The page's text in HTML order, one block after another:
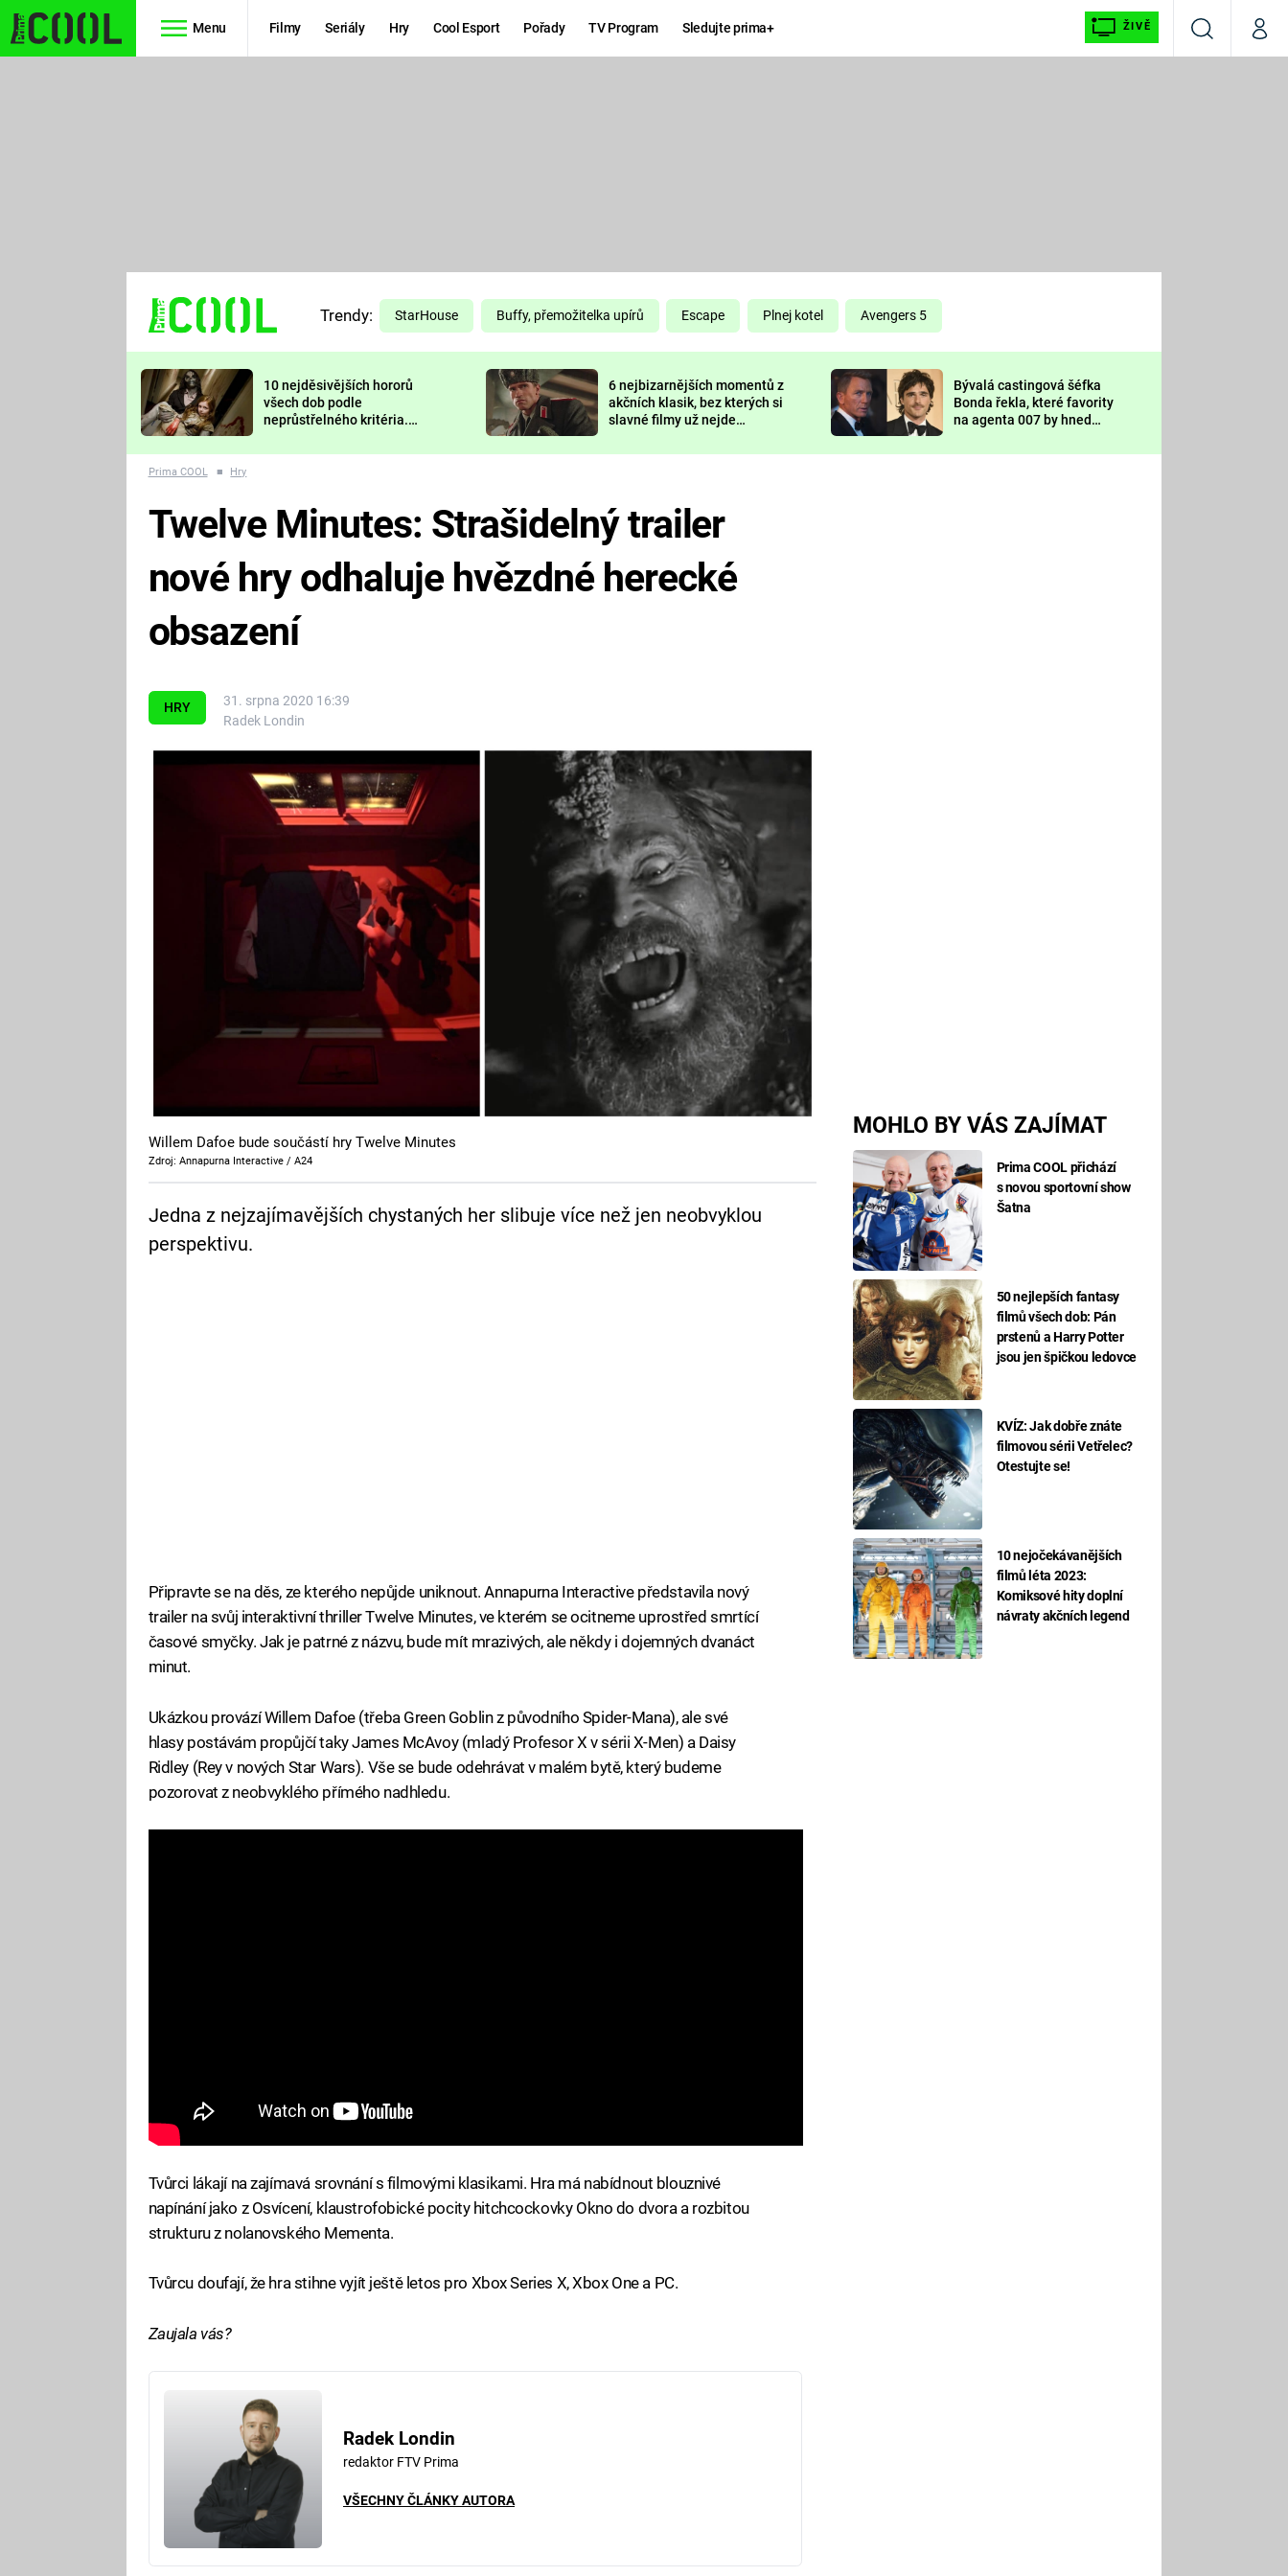
Menu Filmy Seriály Hry Cool Esport Pořady TV Program Sledujte prima+ ŽIVĚ
VyhledáváníMůj
TŘESKU
FUTURAMA
PREDÁTOR
DELIVERANCE
KOMEDIE
CHUCK
NORRIS
DEADPOOL
Prima LAJK
Sledujte nás
Trendy: StarHouse Buffy, přemožitelka upírů Escape Plnej kotel Avengers 5
10 nejděsivějších hororů
všech dob podle
neprůstřelného kritéria.
nejvíc zvednou tep?
6 nejbizarnějších momentů z
akčních klasik, bez kterých si
slavné filmy už nejde
Bývalá castingová šéfka
Bonda řekla, které favority
na agenta 007 by hned
Prima COOL ■ Hry
HRY
31. srpna 2020 16:39
Radek Londin
MOHLO BY VÁS ZAJÍMAT
Prima COOL přichází
s novou sportovní show
Šatna
50 nejlepších fantasy
filmů všech dob: Pán
prstenů a Harry Potter
jsou jen špičkou ledovce
KVÍZ: Jak dobře znáte
filmovou sérii Vetřelec?
Otestujte se!
10 nejočekávanějších
filmů léta 2023:
Komiksové hity doplní
návraty akčních legend
Twelve Minutes: Strašidelný trailer
nové hry odhaluje hvězdné herecké
obsazení
Willem Dafoe bude součástí hry Twelve Minutes
Zdroj: Annapurna Interactive / A24
Jedna z nejzajímavějších chystaných her slibuje více než jen neobvyklou
perspektivu.
Připravte se na děs, ze kterého nepůjde uniknout. Annapurna Interactive představila nový
trailer na svůj interaktivní thriller Twelve Minutes, ve kterém se ocitneme uprostřed smrtící
časové smyčky. Jak je patrné z názvu, bude mít mrazivých, ale někdy i dojemných dvanáct
minut.
Ukázkou provází Willem Dafoe (třeba Green Goblin z původního Spider-Mana), ale své
hlasy postávám propůjčí taky James McAvoy (mladý Profesor X v sérii X-Men) a Daisy
Ridley (Rey v nových Star Wars). Vše se bude odehrávat v malém bytě, který budeme
pozorovat z neobvyklého přímého nadhledu.
Tvůrci lákají na zajímavá srovnání s filmovými klasikami. Hra má nabídnout blouznivé
napínání jako z Osvícení, klaustrofobické pocity hitchcockovky Okno do dvora a rozbitou
strukturu z nolanovského Mementa.
Tvůrcu doufají, že hra stihne vyjít ještě letos pro Xbox Series X, Xbox One a PC.
Zaujala vás?
Radek Londin
redaktor FTV Prima
VŠECHNY ČLÁNKY AUTORA